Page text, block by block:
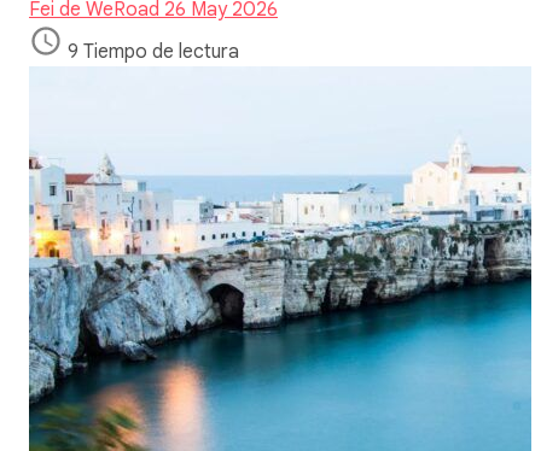
Fei de WeRoad 26 May 2026
9 Tiempo de lectura